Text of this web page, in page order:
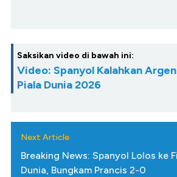
Saksikan video di bawah ini:
Video: Spanyol Kalahkan
Piala Dunia 2026
Next Article
Breaking News: Spanyol Lolos ke
Dunia, Bungkam Prancis 2-0